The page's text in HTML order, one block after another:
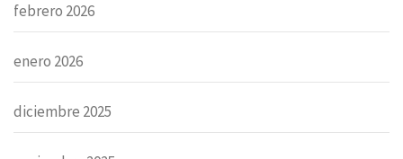
febrero 2026
enero 2026
diciembre 2025